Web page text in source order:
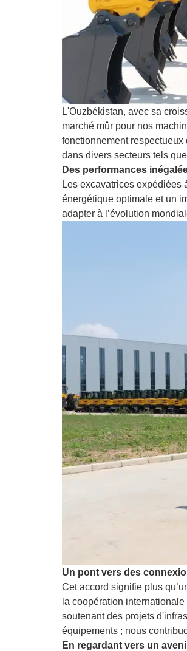
L'Ouzbékistan, avec sa
marché mûr pour nos
fonctionnement
dans divers secteurs tels
Des performances
Les excavatrices expédiées
énergétique optimale et un
adapter à l’évolution
Un pont vers des
Cet accord signifie plus
la coopération
soutenant des projets
équipements ; nous
En regardant vers un